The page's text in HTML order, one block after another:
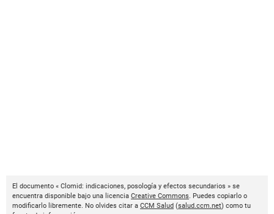
El documento « Clomid: indicaciones, posología y efectos secundarios » se
encuentra disponible bajo una licencia Creative Commons. Puedes copiarlo o
modificarlo libremente. No olvides citar a CCM Salud (salud.ccm.net) como tu